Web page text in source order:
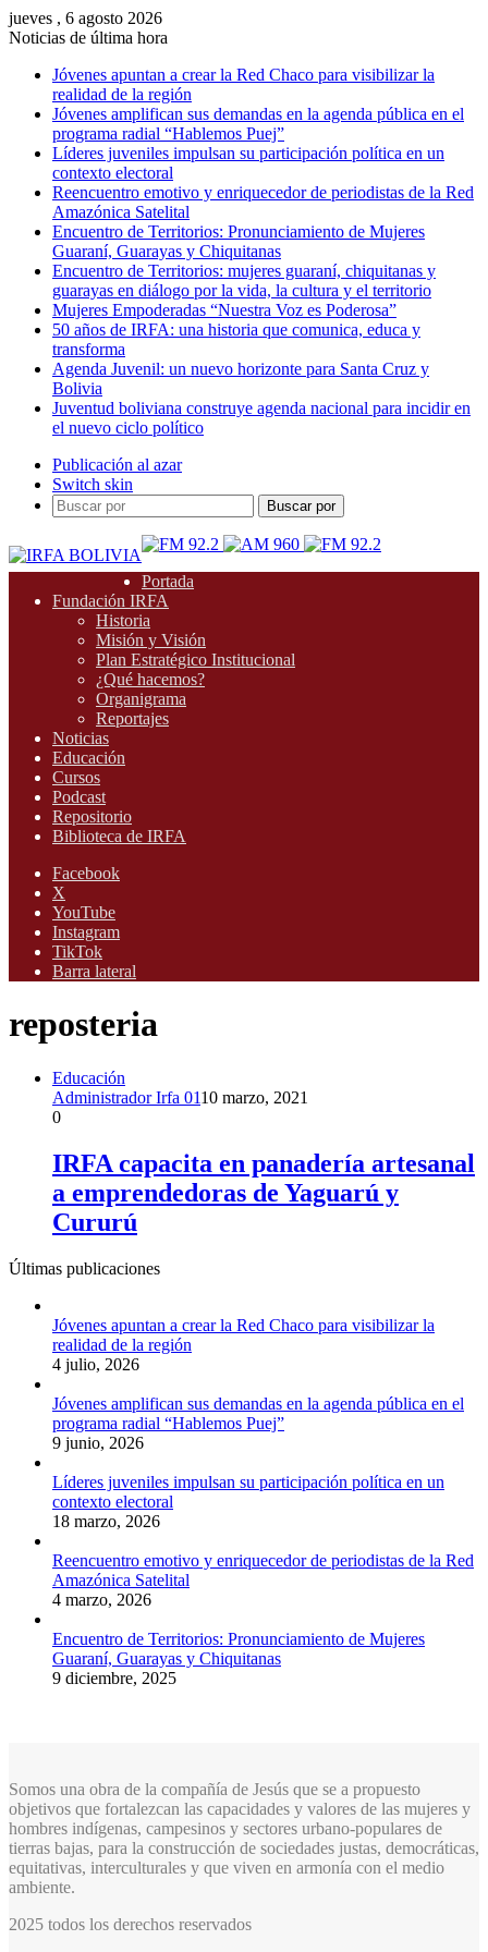
jueves , 6 agosto 2026
Noticias de última hora
Jóvenes apuntan a crear la Red Chaco para visibilizar la
realidad de la región
Jóvenes amplifican sus demandas en la agenda pública en el
programa radial “Hablemos Puej”
Líderes juveniles impulsan su participación política en un
contexto electoral
Reencuentro emotivo y enriquecedor de periodistas de la Red
Amazónica Satelital
Encuentro de Territorios: Pronunciamiento de Mujeres
Guaraní, Guarayas y Chiquitanas
Encuentro de Territorios: mujeres guaraní, chiquitanas y
guarayas en diálogo por la vida, la cultura y el territorio
Mujeres Empoderadas “Nuestra Voz es Poderosa”
50 años de IRFA: una historia que comunica, educa y
transforma
Agenda Juvenil: un nuevo horizonte para Santa Cruz y
Bolivia
Juventud boliviana construye agenda nacional para incidir en
el nuevo ciclo político
Publicación al azar
Switch skin
Buscar por
Portada
Fundación IRFA
Historia
Misión y Visión
Plan Estratégico Institucional
¿Qué hacemos?
Organigrama
Reportajes
Noticias
Educación
Cursos
Podcast
Repositorio
Biblioteca de IRFA
Facebook
X
YouTube
Instagram
TikTok
Barra lateral
reposteria
Educación
Administrador Irfa 0110 marzo, 2021
0
IRFA capacita en panadería artesanal
a emprendedoras de Yaguarú y
Cururú
Últimas publicaciones
Jóvenes apuntan a crear la Red Chaco para visibilizar la
realidad de la región
4 julio, 2026
Jóvenes amplifican sus demandas en la agenda pública en el
programa radial “Hablemos Puej”
9 junio, 2026
Líderes juveniles impulsan su participación política en un
contexto electoral
18 marzo, 2026
Reencuentro emotivo y enriquecedor de periodistas de la Red
Amazónica Satelital
4 marzo, 2026
Encuentro de Territorios: Pronunciamiento de Mujeres
Guaraní, Guarayas y Chiquitanas
9 diciembre, 2025
Somos una obra de la compañía de Jesús que se a propuesto
objetivos que fortalezcan las capacidades y valores de las mujeres y
hombres indígenas, campesinos y sectores urbano-populares de
tierras bajas, para la construcción de sociedades justas, democráticas,
equitativas, interculturales y que viven en armonía con el medio
ambiente.
2025 todos los derechos reservados